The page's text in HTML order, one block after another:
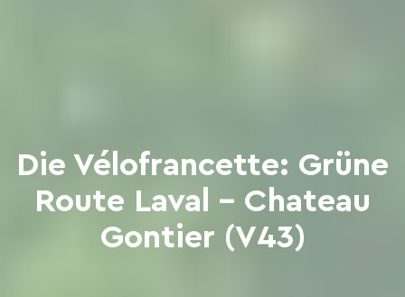
Die Vélofrancette: Grüne
Route Laval - Chateau
Gontier (V43)